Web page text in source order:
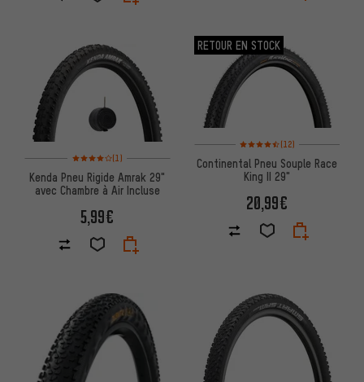
Note moyenne : 4 sur 5 d'après 1 avis
(1)
Kenda Pneu Rigide Amrak 29"
avec Chambre à Air Incluse
5,99€
RETOUR EN STOCK
Note moyenne : 4,5 sur 5
(12)
Continental Pneu Souple Race
King II 29"
20,99€